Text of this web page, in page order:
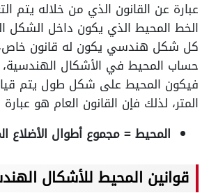
عبارة عن القانون الذي من خلاله يتم
الخط المحيط الذي يكون داخل الشكل
كل شكل هندسي يكون له قانون خاص،
حساب المحيط في الأشكال الهندسية،
فيكون المحيط على شكل طول يتم
المتر، لذلك فإن القانون العام هو
المحيط = مجموع أطوال الأضلاع
قوانين المحيط للأشكال